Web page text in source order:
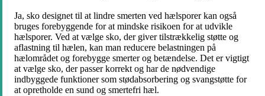
Ja, sko designet til at lindre smerten ved hælsporer kan også
bruges forebyggende for at mindske risikoen for at udvikle
hælsporer. Ved at vælge sko, der giver tilstrækkelig støtte og
aflastning til hælen, kan man reducere belastningen på
hælområdet og forebygge smerter og betændelse. Det er vigtigt
at vælge sko, der passer korrekt og har de nødvendige
indbyggede funktioner som stødabsorbering og svangstøtte for
at opretholde en sund og smertefri hæl.